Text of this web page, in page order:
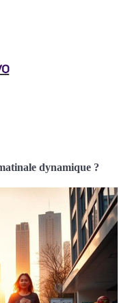
dynamique ?